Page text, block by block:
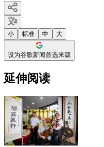
小 标准 中 大
设为谷歌新闻首选来源
延伸阅读